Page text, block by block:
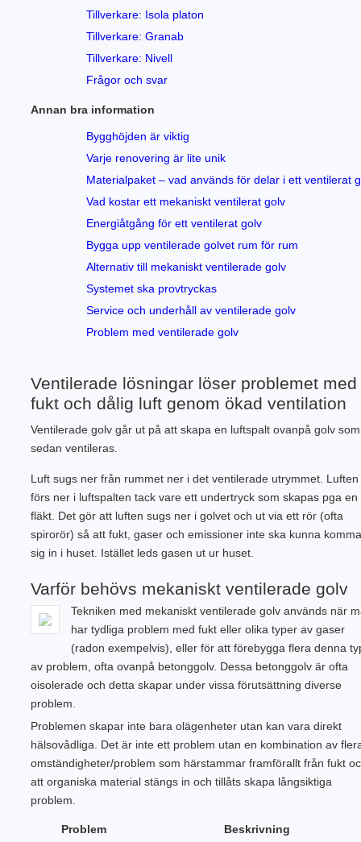
Tillverkare: Isola platon
Tillverkare: Granab
Tillverkare: Nivell
Frågor och svar
Annan bra information
Bygghöjden är viktig
Varje renovering är lite unik
Materialpaket – vad används för delar i ett ventilerat
Vad kostar ett mekaniskt ventilerat golv
Energiåtgång för ett ventilerat golv
Bygga upp ventilerade golvet rum för rum
Alternativ till mekaniskt ventilerade golv
Systemet ska provtryckas
Service och underhåll av ventilerade golv
Problem med ventilerade golv
Ventilerade lösningar löser problemet med
fukt och dålig luft genom ökad ventilation
Ventilerade golv går ut på att skapa en luftspalt ovanpå golv som
sedan ventileras.
Luft sugs ner från rummet ner i det ventilerade utrymmet. Luften
förs ner i luftspalten tack vare ett undertryck som skapas pga en
fläkt. Det gör att luften sugs ner i golvet och ut via ett rör (ofta
spirorör) så att fukt, gaser och emissioner inte ska kunna
sig in i huset. Istället leds gasen ut ur huset.
Varför behövs mekaniskt ventilerade golv
Tekniken med mekaniskt ventilerade golv används när
har tydliga problem med fukt eller olika typer av gaser
(radon exempelvis), eller för att förebygga flera denna
av problem, ofta ovanpå betonggolv. Dessa betonggolv är ofta
oisolerade och detta skapar under vissa förutsättning diverse
problem.
Problemen skapar inte bara olägenheter utan kan vara direkt
hälsovådliga. Det är inte ett problem utan en kombination av
omständigheter/problem som härstammar framförallt från fukt
att organiska material stängs in och tillåts skapa långsiktiga
problem.
Problem Beskrivning